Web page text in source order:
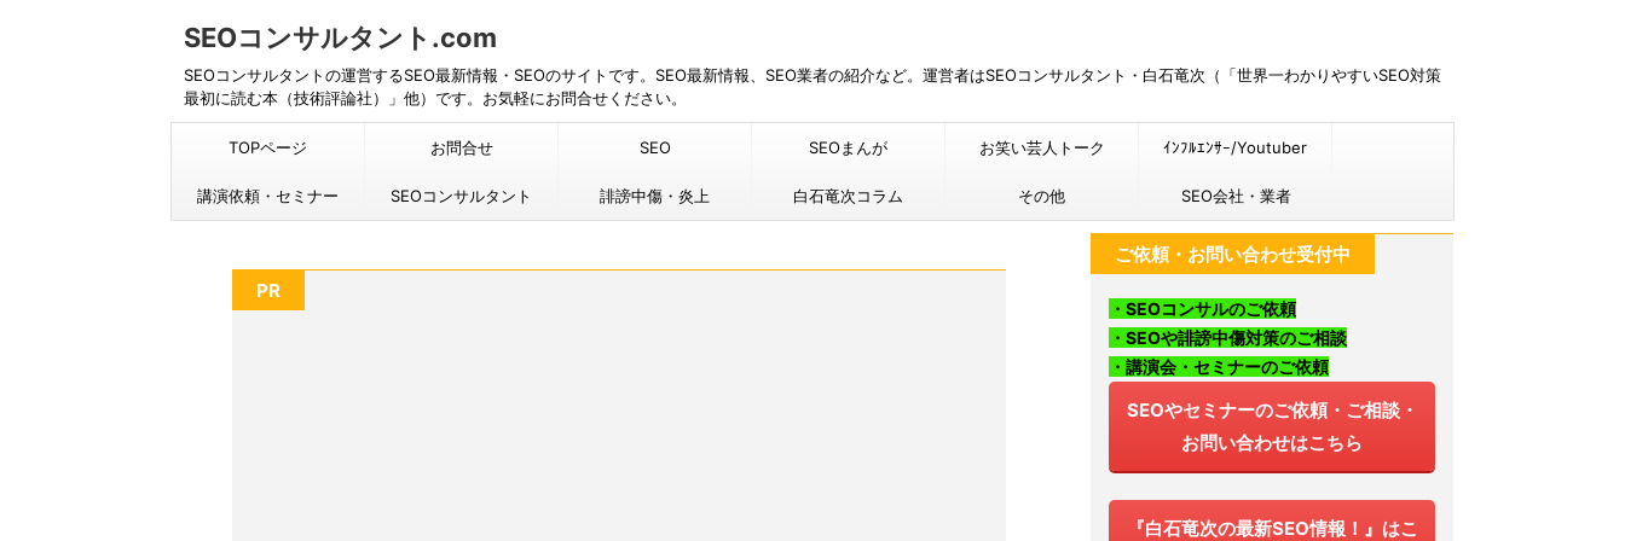
SEOコンサルタント.com
SEOコンサルタントの運営するSEO最新情報・SEOのサイトです。SEO最新情報、SEO業者の紹介など。運営者はSEOコンサルタント・白石竜次（「世界一わかりやすいSEO対策
最初に読む本（技術評論社）」他）です。お気軽にお問合せください。
TOPページ お問合せ SEO SEOまんが お笑い芸人トーク ｲﾝﾌﾙｴﾝｻｰ/Youtuber
講演依頼・セミナー SEOコンサルタント 誹謗中傷・炎上 白石竜次コラム その他 SEO会社・業者
PR
ご依頼・お問い合わせ受付中
・SEOコンサルのご依頼
・SEOや誹謗中傷対策のご相談
・講演会・セミナーのご依頼
SEOやセミナーのご依頼・ご相談・
お問い合わせはこちら
『白石竜次の最新SEO情報！』はこ